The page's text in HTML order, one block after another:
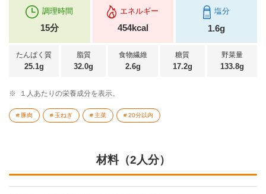
調理時間
15分
エネルギー
454kcal
塩分
1.6g
たんぱく質
25.1g
脂質
32.0g
食物繊維
2.6g
糖質
17.2g
野菜量
133.8g
※ １人あたりの栄養成分を表示。
豚肉 玉ねぎ 主菜 20分以内
材料（2人分）